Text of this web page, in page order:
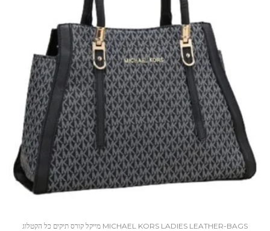
MICHAEL KORS LADIES LEATHER-BAGS מייקל קורס תיקים כל הקטלוג